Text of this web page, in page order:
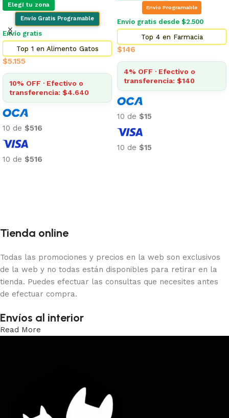
Elegí tu zona
Envío Gratis Programable
Envío gratis
Top 1 en Alimento Gatos
$5.155
10% OFF · Efectivo o
transferencia: $4.640
10 de $516
10 de $516
Envio Programable
Envío gratis desde $2.500
Top 4 en Farmacia
$146
4% OFF · Efectivo o
transferencia: $140
10 de $15
10 de $15
Tienda online
Todas las promociones y precios en la web son exclusivos
de la web y no todas están disponibles para retirar en la
tienda. Puedes efectuar las consultas que necesites antes
de efectuar compra.
Envíos al interior
Read More